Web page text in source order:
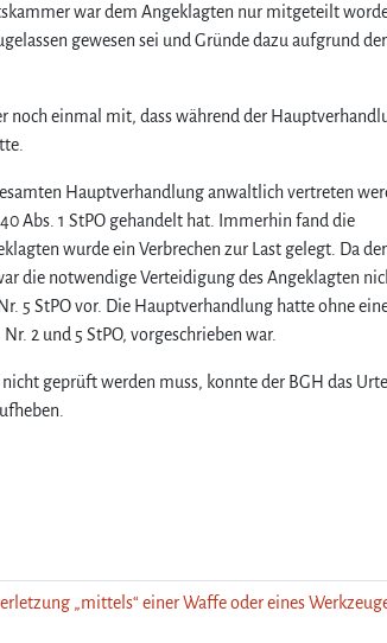
s
e
r
w
a
l
t
a
r
war dem Angeklagten nur mitgeteilt
gewesen sei und Gründe dazu aufgrund der
noch einmal mit, dass während der
Hauptverhandlung anwaltlich vertreten
Abs. 1 StPO gehandelt hat. Immerhin fand die
wurde ein Verbrechen zur Last gelegt. Da der
die notwendige Verteidigung des Angeklagten
5 StPO vor. Die Hauptverhandlung hatte ohne
2 und 5 StPO, vorgeschrieben war.
geprüft werden muss, konnte der BGH das
„mittels“ einer Waffe oder eines